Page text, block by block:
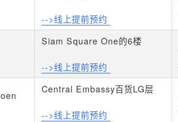
-->线上提前预约
Siam Square One的6楼
-->线上提前预约
Central Embassy百货LG层
-->线上提前预约